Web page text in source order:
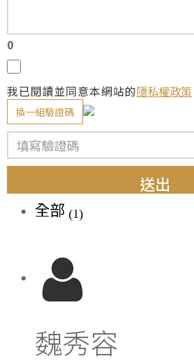
0
我已閱讀並同意本網站的隱私權政策
換一組驗證碼
送出
全部 (1)
魏秀容